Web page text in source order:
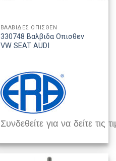
ΒΑΛΒΙΔΕΣ ΟΠΙΣΘΕΝ
330748 Βαλβιδα Οπισθεν
VW SEAT AUDI
Συνδεθείτε για να δείτε τις